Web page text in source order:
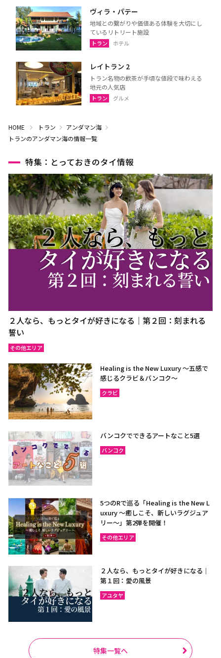
ヴィラ・パテー
地域との繋がりや価値ある体験を大切にし
ているリトリート施設
トラン ホテル
レイトラン 2
トラン名物の飲茶が手頃な値段で味わえる
地元の人気店
トラン グルメ
HOME トラン
アンダマン海
トランのアンダマン海の情報一覧
特集：とっておきのタイ情報
２人なら、もっとタイが好きになる｜第２回：刻まれる
誓い
その他エリア
Healing is the New Luxury ～五感で
感じるクラビ＆バンコク～
クラビ
バンコクでできるアートなこと5選
バンコク
5つのRで巡る「Healing is the New L
uxury ～癒しこそ、新しいラグジュア
リー〜」第2弾を開催！
その他エリア
２人なら、もっとタイが好きになる｜
第１回：愛の風景
アユタヤ
特集一覧へ